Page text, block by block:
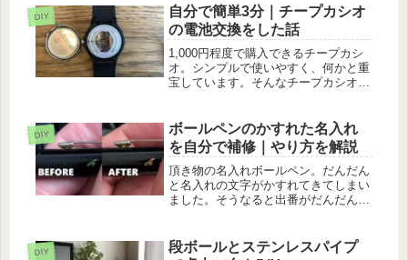
よね。そんな時にはオリジナルのスマ
ホケースにするのがおすすめ。やり方
は...
DIY
自分で簡単3分｜チープカシオ
の電池交換をした話
1,000円程度で購入できるチープカシ
オ。シンプルで使いやすく、何かと重
宝しています。そんなチープカシオで
110円のみ。お店で電池交換するより
もかなりリーズナブルです。本ブロ...
DIY
ボールペンのかすれた名入れ
を自分で補修｜やり方を解説
頂き物の名入れボールペン。だんだん
と名入れの文字がかすれてきてしまい
ました。そうなると出番がだんだんと
います。それもちょっともったいない
DIY
段ボールとステンレスパイプ